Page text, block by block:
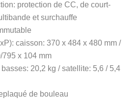
protection de CC, de court-
et surchauffe
caisson: 370 x 484 x 480 mm /
x 104 mm
20,2 kg / satellite: 5,6 / 5,4
de bouleau